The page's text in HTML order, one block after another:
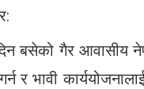
बसेको गैर आवासीय
र भावी